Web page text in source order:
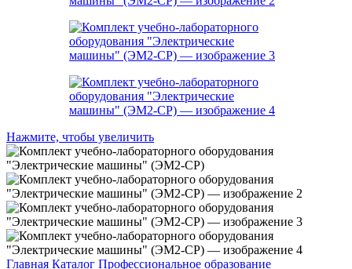
Нажмите, чтобы увеличить
Главная Каталог Профессиональное образование